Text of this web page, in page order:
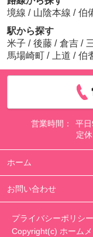
境線 / 山陰本線 / 伯
駅から探す
米子 / 後藤 / 倉吉 /
馬場崎町 / 上道 / 伯
営業時間：
平
定休
ホーム
お問い合わせ
プライバシーポリシー
Copyright(c) ホーム